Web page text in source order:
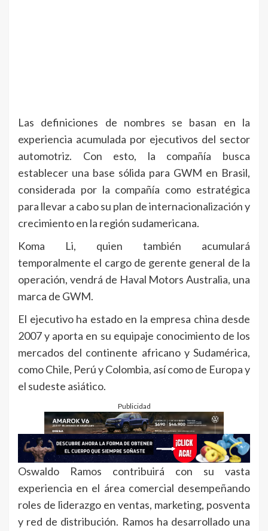
Las definiciones de nombres se basan en la
experiencia acumulada por ejecutivos del sector
automotriz. Con esto, la compañía busca
establecer una base sólida para GWM en Brasil,
considerada por la compañía como estratégica
para llevar a cabo su plan de internacionalización y
crecimiento en la región sudamericana.
Koma Li, quien también acumulará
temporalmente el cargo de gerente general de la
operación, vendrá de Haval Motors Australia, una
marca de GWM.
El ejecutivo ha estado en la empresa china desde
2007 y aporta en su equipaje conocimiento de los
mercados del continente africano y Sudamérica,
como Chile, Perú y Colombia, así como de Europa y
el sudeste asiático.
Publicidad
Oswaldo Ramos contribuirá con su vasta
experiencia en el área comercial desempeñando
roles de liderazgo en ventas, marketing, posventa
y red de distribución. Ramos ha desarrollado una